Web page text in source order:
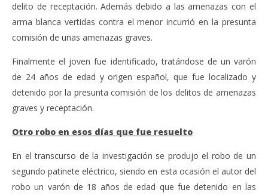
delito de receptación. Además debido a las amenazas con el
arma blanca vertidas contra el menor incurrió en la presunta
comisión de unas amenazas graves.
Finalmente el joven fue identificado, tratándose de un varón
de 24 años de edad y origen español, que fue localizado y
detenido por la presunta comisión de los delitos de amenazas
graves y receptación.
Otro robo en esos días que fue resuelto
En el transcurso de la investigación se produjo el robo de un
segundo patinete eléctrico, siendo en esta ocasión el autor del
robo un varón de 18 años de edad que fue detenido en las